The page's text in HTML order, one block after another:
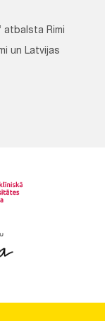
atbalsta Rimi
un Latvijas